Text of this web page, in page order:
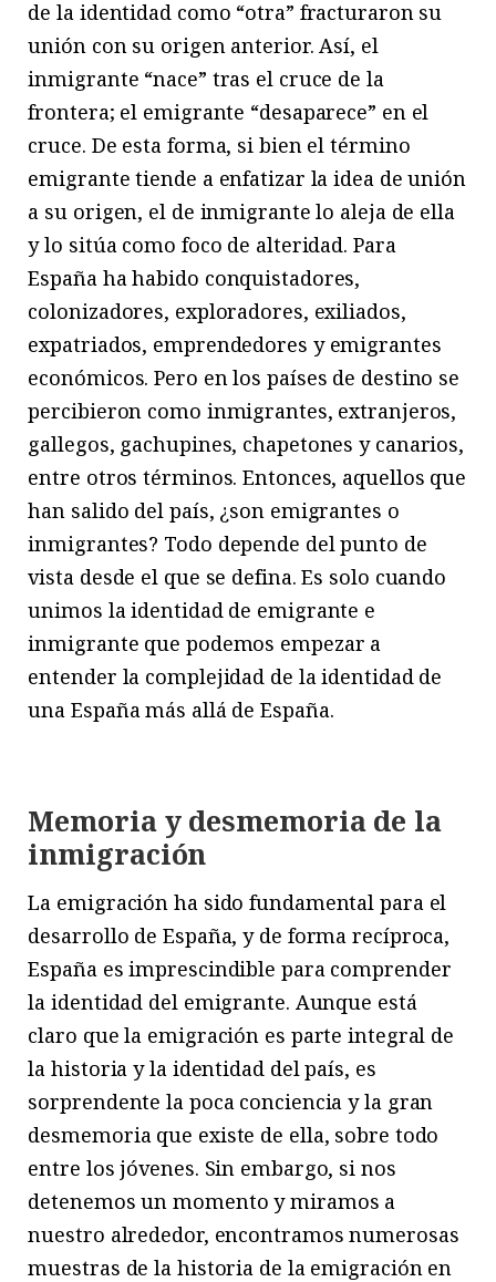
de la identidad como “otra” fracturaron su
unión con su origen anterior. Así, el
inmigrante “nace” tras el cruce de la
frontera; el emigrante “desaparece” en el
cruce. De esta forma, si bien el término
emigrante tiende a enfatizar la idea de unión
a su origen, el de inmigrante lo aleja de ella
y lo sitúa como foco de alteridad. Para
España ha habido conquistadores,
colonizadores, exploradores, exiliados,
expatriados, emprendedores y emigrantes
económicos. Pero en los países de destino se
percibieron como inmigrantes, extranjeros,
gallegos, gachupines, chapetones y canarios,
entre otros términos. Entonces, aquellos que
han salido del país, ¿son emigrantes o
inmigrantes? Todo depende del punto de
vista desde el que se defina. Es solo cuando
unimos la identidad de emigrante e
inmigrante que podemos empezar a
entender la complejidad de la identidad de
una España más allá de España.
Memoria y desmemoria de la
inmigración
La emigración ha sido fundamental para el
desarrollo de España, y de forma recíproca,
España es imprescindible para comprender
la identidad del emigrante. Aunque está
claro que la emigración es parte integral de
la historia y la identidad del país, es
sorprendente la poca conciencia y la gran
desmemoria que existe de ella, sobre todo
entre los jóvenes. Sin embargo, si nos
detenemos un momento y miramos a
nuestro alrededor, encontramos numerosas
muestras de la historia de la emigración en